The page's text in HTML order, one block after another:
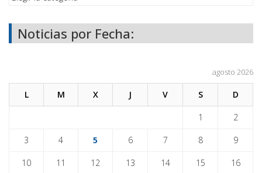
Noticias por Fecha:
agosto 2026
L M X J V S D
1 2
3 4 5 6 7 8 9
10 11 12 13 14 15 16